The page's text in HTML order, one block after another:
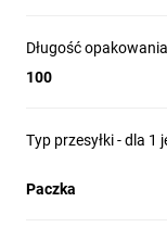
Długość
100
Typ przesyłki - dla
Paczka